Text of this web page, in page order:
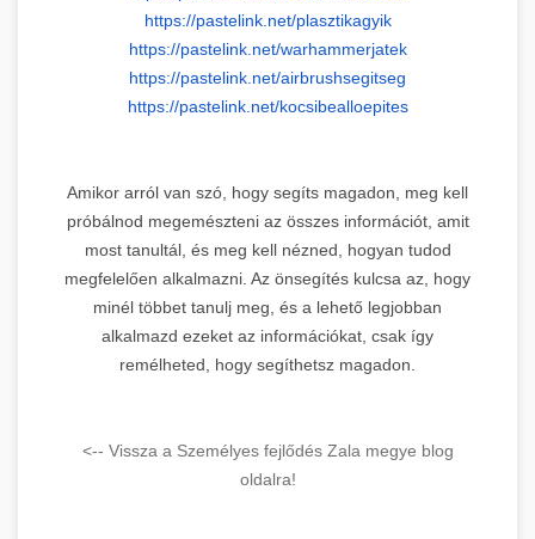
https://pastelink.net/plasztikagyik
https://pastelink.net/warhammerjatek
https://pastelink.net/airbrushsegitseg
https://pastelink.net/kocsibealloepites
Amikor arról van szó, hogy segíts magadon, meg kell
próbálnod megemészteni az összes információt, amit
most tanultál, és meg kell nézned, hogyan tudod
megfelelően alkalmazni. Az önsegítés kulcsa az, hogy
minél többet tanulj meg, és a lehető legjobban
alkalmazd ezeket az információkat, csak így
remélheted, hogy segíthetsz magadon.
<-- Vissza a Személyes fejlődés Zala megye blog
oldalra!